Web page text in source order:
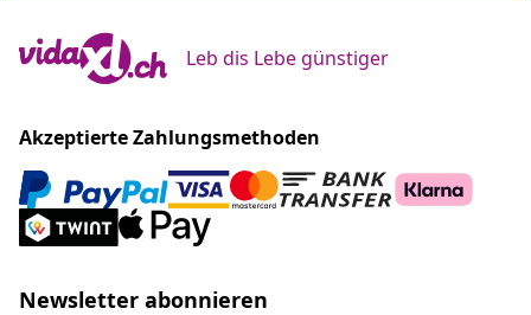
Leb dis Lebe günstiger
Akzeptierte Zahlungsmethoden
Newsletter abonnieren